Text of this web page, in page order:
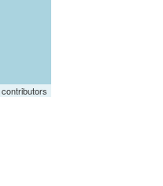
contributors